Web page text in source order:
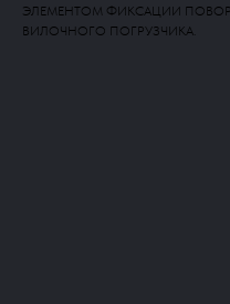
ЭЛЕМЕНТОМ ФИКСАЦИИ
ВИЛОЧНОГО ПОГРУЗЧИКА.